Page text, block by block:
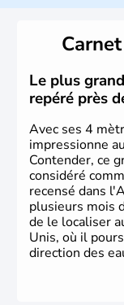
Plusieurs
des européens,
Christophe
britanniques
en 1776 et
La conquête de
phase de
Le plus
repéré près
Avec ses 4
impressionne
Contender, ce
considéré
recensé dans
plusieurs mois
de le localiser
Unis, où il
direction des